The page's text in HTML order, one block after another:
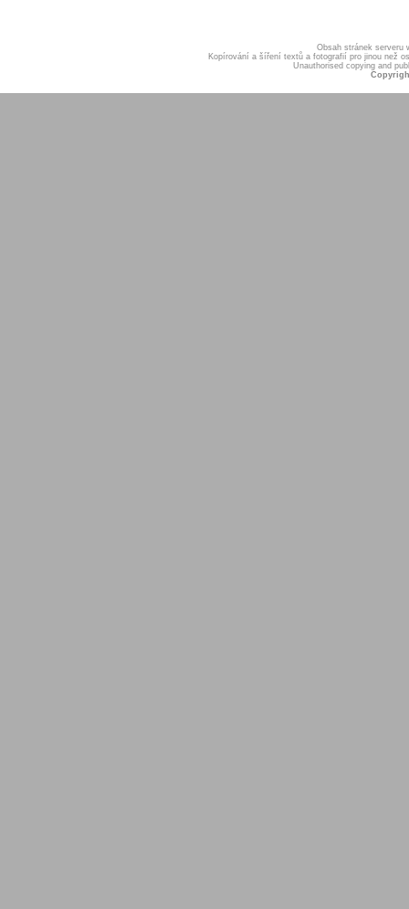
Obsah stránek serveru
Kopírování a šíření textů a fotografií pro jinou než
Unauthorised copying and